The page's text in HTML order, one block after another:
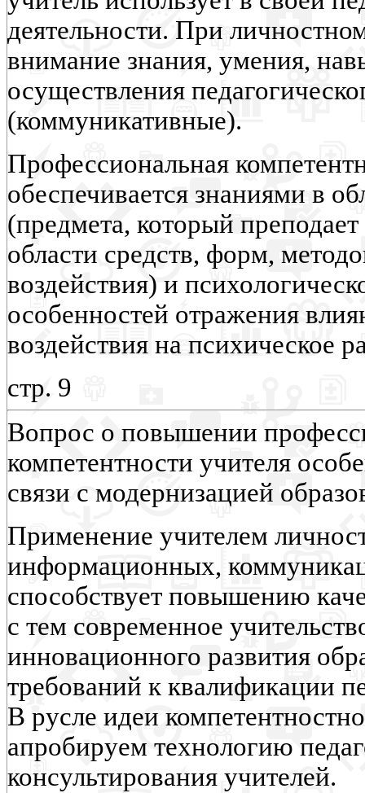
деятельности. При
внимание знания, умения,
осуществления
(коммуникативные).
Профессиональная
обеспечивается знаниями в
(предмета, который
области средств, форм,
воздействия) и
особенностей отражения
воздействия на психическое
стр. 9
Вопрос о повышении
компетентности учителя
связи с модернизацией
Применение учителем
информационных,
способствует повышению
с тем современное
инновационного развития
требований к квалификации
В русле идеи
апробируем технологию
консультирования учителей.